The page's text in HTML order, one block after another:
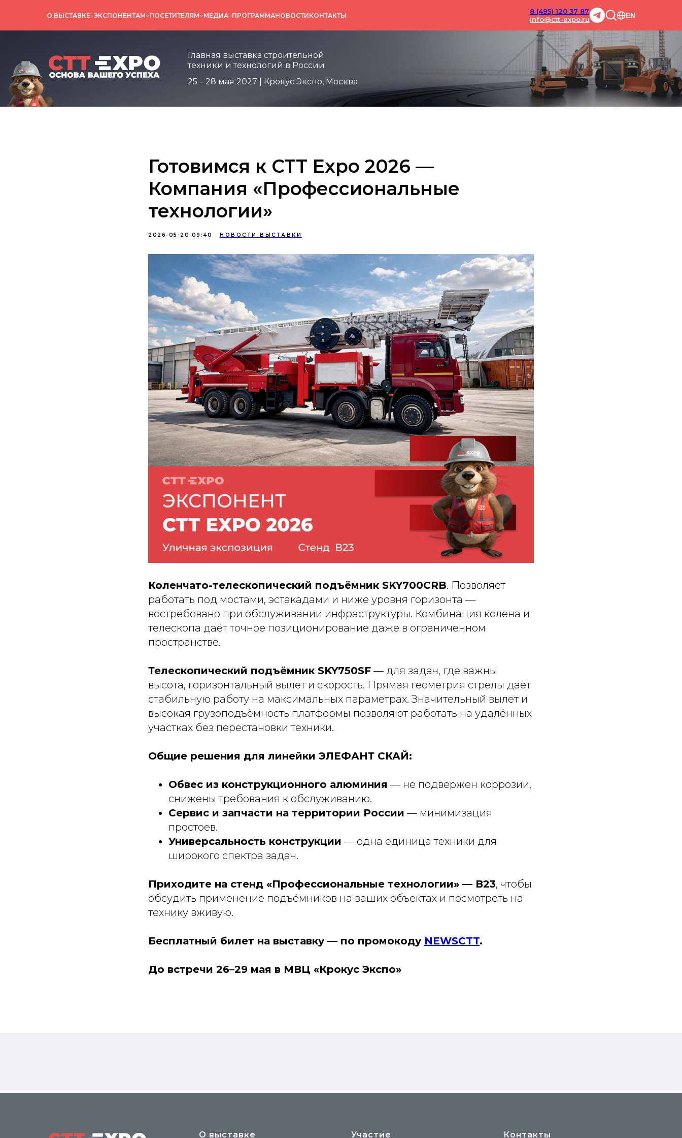
Главная выставка строительной
техники и технологий в России
25 – 28 мая 2027 | Крокус Экспо, Москва
О ВЫСТАВКЕ ЭКСПОНЕНТАМ ПОСЕТИТЕЛЯМ МЕДИА ПРОГРАММАНОВОСТИКОНТАКТЫ
8 (495) 120 37 87
info@ctt-expo.ru
EN
Готовимся к CTT Expo 2026 —
Компания «Профессиональные
технологии»
2026-05-20 09:40 НОВОСТИ ВЫСТАВКИ
Коленчато-телескопический подъёмник SKY700CRB. Позволяет
работать под мостами, эстакадами и ниже уровня горизонта —
востребовано при обслуживании инфраструктуры. Комбинация колена и
телескопа даёт точное позиционирование даже в ограниченном
пространстве.
Телескопический подъёмник SKY750SF — для задач, где важны
высота, горизонтальный вылет и скорость. Прямая геометрия стрелы даёт
стабильную работу на максимальных параметрах. Значительный вылет и
высокая грузоподъёмность платформы позволяют работать на удалённых
участках без перестановки техники.
Общие решения для линейки ЭЛЕФАНТ СКАЙ:
Обвес из конструкционного алюминия — не подвержен коррозии,
снижены требования к обслуживанию.
Сервис и запчасти на территории России — минимизация
простоев.
Универсальность конструкции — одна единица техники для
широкого спектра задач.
Приходите на стенд «Профессиональные технологии» — В23, чтобы
обсудить применение подъёмников на ваших объектах и посмотреть на
технику вживую.
Бесплатный билет на выставку — по промокоду NEWSCTT.
До встречи 26–29 мая в МВЦ «Крокус Экспо»
О выставке Участие Контакты